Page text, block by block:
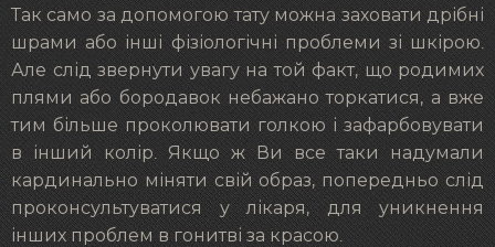
Так само за допомогою тату можна заховати дрібні
шрами або інші фізіологічні проблеми зі шкірою.
Але слід звернути увагу на той факт, що родимих
плями або бородавок небажано торкатися, а вже
тим більше проколювати голкою і зафарбовувати
в інший колір. Якщо ж Ви все таки надумали
кардинально міняти свій образ, попередньо слід
проконсультуватися у лікаря, для уникнення
інших проблем в гонитві за красою.